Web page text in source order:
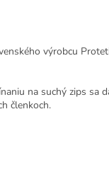
výrobcu
na suchý zips sa
členkoch.